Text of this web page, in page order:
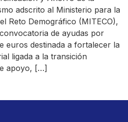
adscrito al Ministerio para la
Reto Demográfico (MITECO),
de ayudas por
euros destinada a fortalecer la
ligada a la transición
apoyo, […]